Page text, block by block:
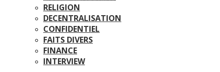
RELIGION
DECENTRALISATION
CONFIDENTIEL
FAITS DIVERS
FINANCE
INTERVIEW